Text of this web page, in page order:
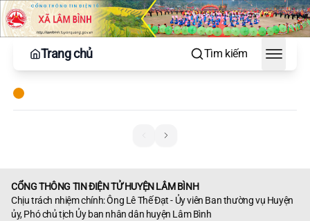
Trang chủ Tìm kiếm
Toggle
CỔNG THÔNG TIN ĐIỆN TỬ HUYỆN LÂM BÌNH
Chịu trách nhiệm chính: Ông Lê Thế Đạt - Ủy viên Ban thường vụ Huyện
ủy, Phó chủ tịch Ủy ban nhân dân huyện Lâm Bình